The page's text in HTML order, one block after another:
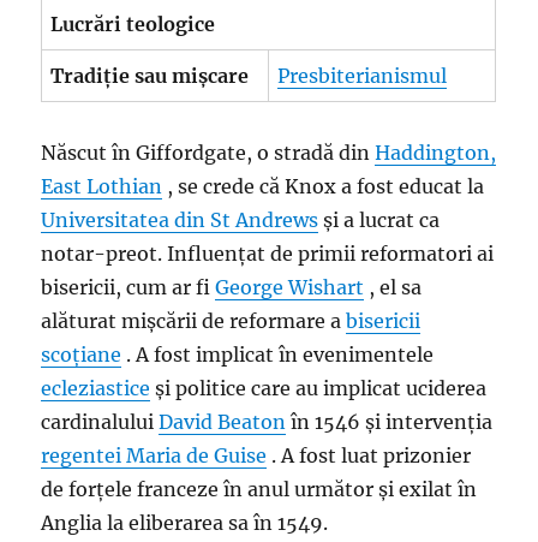
Lucrări teologice
Tradiție sau mișcare Presbiterianismul
Născut în Giffordgate, o stradă dinHaddington,
East Lothian , se crede că Knox a fost educat la
Universitatea din St Andrews și a lucrat ca
notar-preot. Influențat de primii reformatori ai
bisericii, cum ar fiGeorge Wishart , el sa
alăturat mișcării de reformare abisericii
scoțiane . A fost implicat în evenimentele
ecleziastice și politice care au implicat uciderea
cardinaluluiDavid Beaton în 1546 și intervenția
regenteiMaria de Guise . A fost luat prizonier
de forțele franceze în anul următor și exilat în
Anglia la eliberarea sa în 1549.